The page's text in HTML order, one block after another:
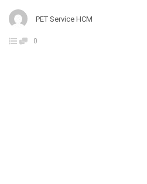
PET Service HCM
0